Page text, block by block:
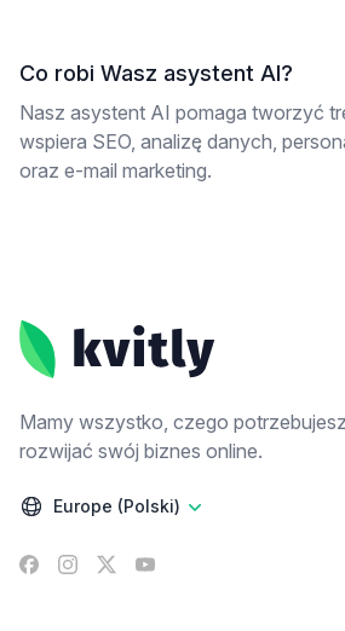
Co robi Wasz asystent AI?
Nasz asystent AI pomaga tworzyć
wspiera SEO, analizę danych,
oraz e-mail marketing.
Mamy wszystko, czego
rozwijać swój biznes online.
Europe (Polski)
Facebook
Instagram
X YouTube